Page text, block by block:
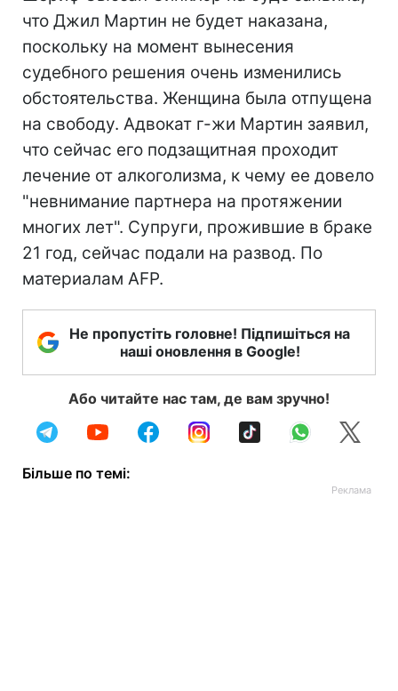
что Джил Мартин не будет наказана,
поскольку на момент вынесения
судебного решения очень изменились
обстоятельства. Женщина была отпущена
на свободу. Адвокат г-жи Мартин заявил,
что сейчас его подзащитная проходит
лечение от алкоголизма, к чему ее довело
"невнимание партнера на протяжении
многих лет". Супруги, прожившие в браке
21 год, сейчас подали на развод. По
материалам AFP.
Не пропустіть головне! Підпишіться на
наші оновлення в Google!
Або читайте нас там, де вам зручно!
Більше по темі: